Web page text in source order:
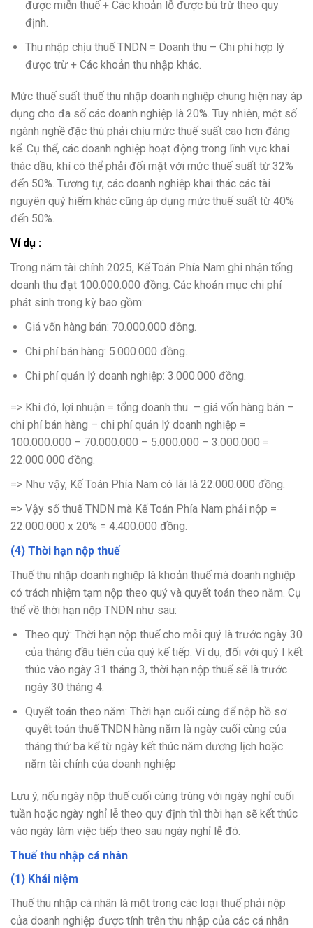
được miễn thuế + Các khoản lỗ được bù trừ theo quy
định.
Thu nhập chịu thuế TNDN = Doanh thu – Chi phí hợp lý
được trừ + Các khoản thu nhập khác.
Mức thuế suất thuế thu nhập doanh nghiệp chung hiện nay áp
dụng cho đa số các doanh nghiệp là 20%. Tuy nhiên, một số
ngành nghề đặc thù phải chịu mức thuế suất cao hơn đáng
kể. Cụ thể, các doanh nghiệp hoạt động trong lĩnh vực khai
thác dầu, khí có thể phải đối mặt với mức thuế suất từ 32%
đến 50%. Tương tự, các doanh nghiệp khai thác các tài
nguyên quý hiếm khác cũng áp dụng mức thuế suất từ 40%
đến 50%.
Ví dụ :
Trong năm tài chính 2025, Kế Toán Phía Nam ghi nhận tổng
doanh thu đạt 100.000.000 đồng. Các khoản mục chi phí
phát sinh trong kỳ bao gồm:
Giá vốn hàng bán: 70.000.000 đồng.
Chi phí bán hàng: 5.000.000 đồng.
Chi phí quản lý doanh nghiệp: 3.000.000 đồng.
=> Khi đó, lợi nhuận = tổng doanh thu – giá vốn hàng bán –
chi phí bán hàng – chi phí quản lý doanh nghiệp =
100.000.000 – 70.000.000 – 5.000.000 – 3.000.000 =
22.000.000 đồng.
=> Như vậy, Kế Toán Phía Nam có lãi là 22.000.000 đồng.
=> Vậy số thuế TNDN mà Kế Toán Phía Nam phải nộp =
22.000.000 x 20% = 4.400.000 đồng.
(4) Thời hạn nộp thuế
Thuế thu nhập doanh nghiệp là khoản thuế mà doanh nghiệp
có trách nhiệm tạm nộp theo quý và quyết toán theo năm. Cụ
thể về thời hạn nộp TNDN như sau:
Theo quý: Thời hạn nộp thuế cho mỗi quý là trước ngày 30
của tháng đầu tiên của quý kế tiếp. Ví dụ, đối với quý I kết
thúc vào ngày 31 tháng 3, thời hạn nộp thuế sẽ là trước
ngày 30 tháng 4.
Quyết toán theo năm: Thời hạn cuối cùng để nộp hồ sơ
quyết toán thuế TNDN hàng năm là ngày cuối cùng của
tháng thứ ba kể từ ngày kết thúc năm dương lịch hoặc
năm tài chính của doanh nghiệp
Lưu ý, nếu ngày nộp thuế cuối cùng trùng với ngày nghỉ cuối
tuần hoặc ngày nghỉ lễ theo quy định thì thời hạn sẽ kết thúc
vào ngày làm việc tiếp theo sau ngày nghỉ lễ đó.
Thuế thu nhập cá nhân
(1) Khái niệm
Thuế thu nhập cá nhân là một trong các loại thuế phải nộp
của doanh nghiệp được tính trên thu nhập của các cá nhân